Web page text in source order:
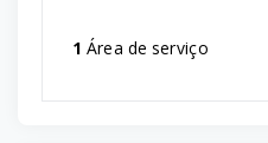
1 Área de serviço